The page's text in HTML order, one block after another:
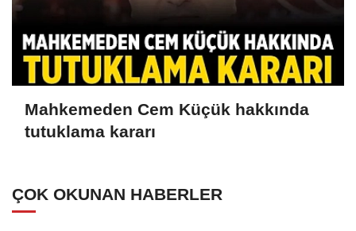
Mahkemeden Cem Küçük hakkında
tutuklama kararı
ÇOK OKUNAN HABERLER